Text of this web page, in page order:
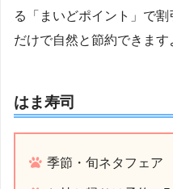
る「まいどポイント」で
だけで自然と節約できます
はま寿司
季節・旬ネタフェア